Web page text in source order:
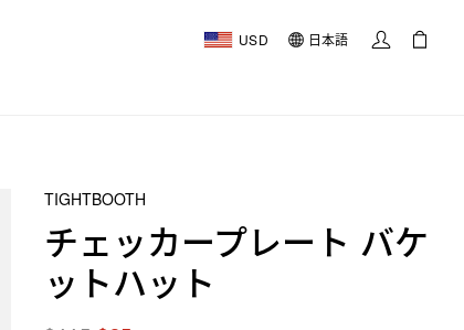
USD 日本語
TIGHTBOOTH
チェッカープレート バケ
ットハット